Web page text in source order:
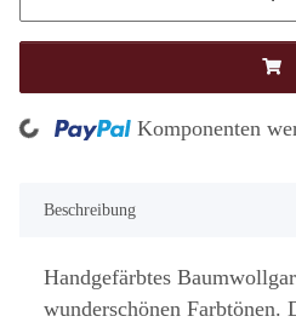
Komponenten
Beschreibung
Handgefärbtes
wunderschönen Farbtönen.